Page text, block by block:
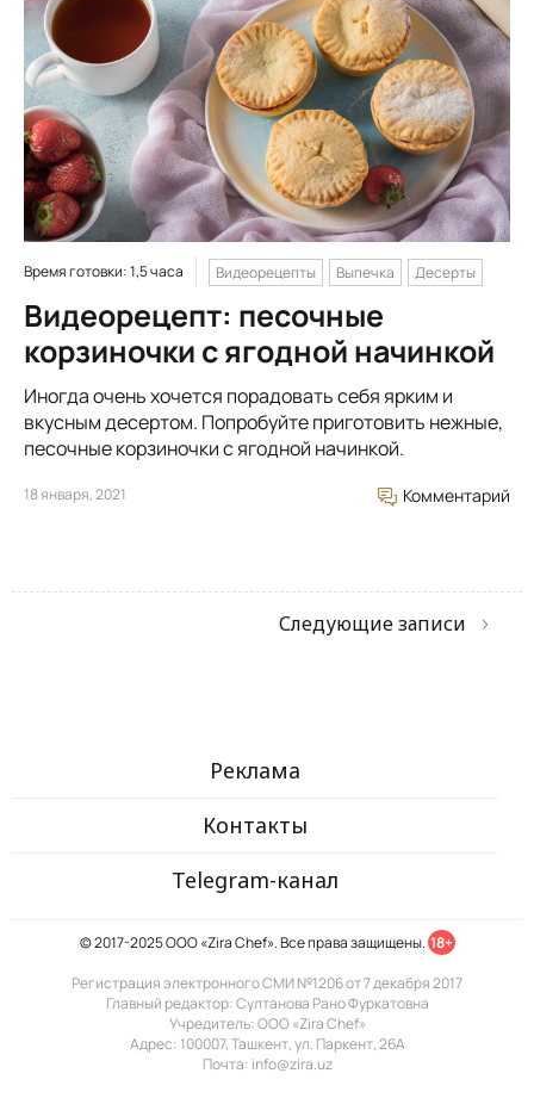
Время готовки: 1,5 часа Видеорецепты Выпечка Десерты
Видеорецепт: песочные
корзиночки с ягодной начинкой
Иногда очень хочется порадовать себя ярким и
вкусным десертом. Попробуйте приготовить нежные,
песочные корзиночки с ягодной начинкой.
18 января, 2021 Комментарий
Следующие записи
Реклама
Контакты
Telegram-канал
© 2017-2025 ООО «Zira Chef». Все права защищены. 18+
Регистрация электронного СМИ №1206 от 7 декабря 2017
Главный редактор: Султанова Рано Фуркатовна
Учредитель: ООО «Zira Chef»
Адрес: 100007, Ташкент, ул. Паркент, 26А
Почта: info@zira.uz